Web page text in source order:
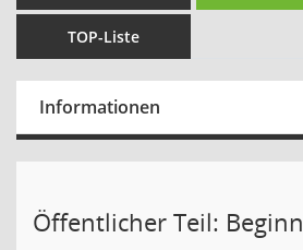
TOP-Liste
Informationen
Öffentlicher Teil: